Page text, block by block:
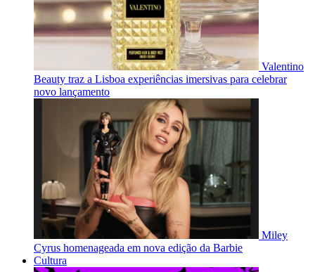
Valentino
Beauty traz a Lisboa experiências imersivas para celebrar
novo lançamento
Miley
Cyrus homenageada em nova edição da Barbie
Cultura